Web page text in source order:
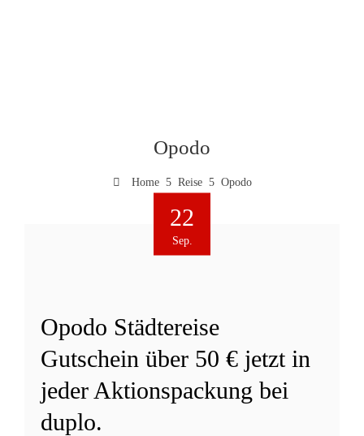
Opodo
Home Reise Opodo
22
Sep.
Opodo Städtereise
Gutschein über 50 € jetzt in
jeder Aktionspackung bei
duplo.